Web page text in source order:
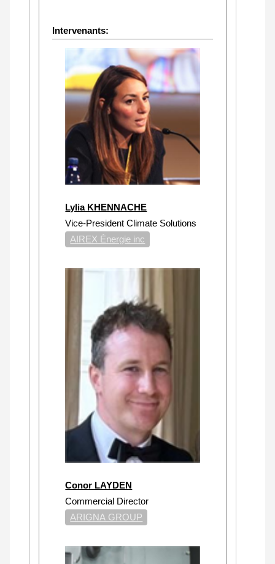
Intervenants:
Lylia KHENNACHE
Vice-President Climate Solutions
AIREX Énergie inc
Conor LAYDEN
Commercial Director
ARIGNA GROUP